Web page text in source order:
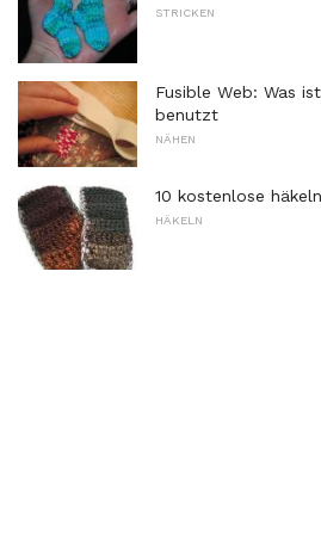
STRICKEN
Fusible Web: Was
benutzt
NÄHEN
10 kostenlose
HÄKELN